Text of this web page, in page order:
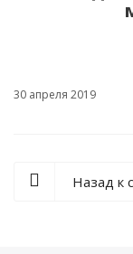
30 апреля 2019
Назад к